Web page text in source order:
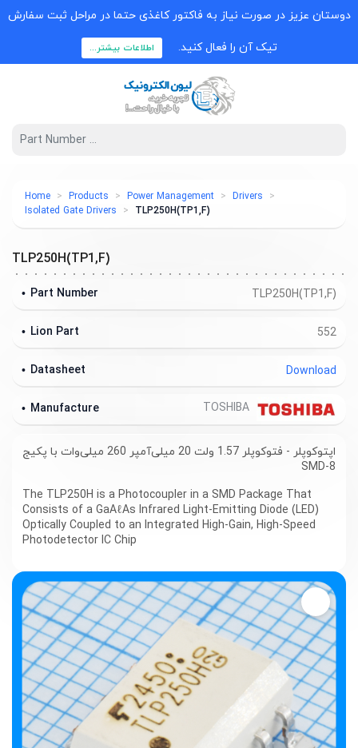
دوستان عزیز در صورت نیاز به فاکتور کاغذی حتما در مراحل ثبت سفارش
تیک آن را فعال کنید. اطلاعات بیشتر...
Home Products Power Management
Drivers
Isolated Gate Drivers
TLP250H(TP1,F)
TLP250H(TP1,F)
TLP250H(TP1,F)
Part Number
552
Lion Part
Download
Datasheet
Manufacture
اپتوکوپلر - فتوکوپلر 1.57 ولت 20 میلی‌آمپر 260 میلی‌وات با پکیج
SMD-8
The TLP250H is a Photocoupler in a SMD Package That
Consists of a GaAℓAs Infrared Light-Emitting Diode (LED)
Optically Coupled to an Integrated High-Gain, High-Speed
Photodetector IC Chip